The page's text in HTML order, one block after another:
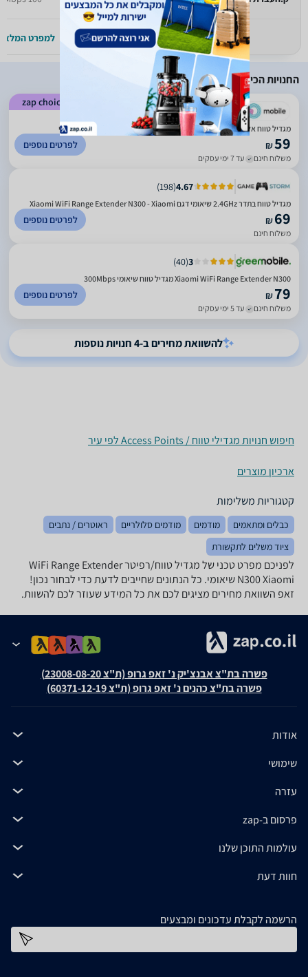
למפרט המלא >> למפרט המלא
החנויות הכי זולות
zap choice
4.86
(
6456
)
מגדיל טווח אלחוטי שיאומי Xiaomi WiFi Range Extender N300 יבואן רשמי
₪59
משלוח חינם עד 7 ימי עסקים
לפרטים נוספים
4.67
(
198
)
מגדיל טווח בתדר 2.4GHz שיאומי דגם Xiaomi WiFi Range Extender N300 - Xiaomi
₪69
משלוח חינם
לפרטים נוספים
3
(
40
)
Xiaomi WiFi Range Extender N300 מגדיל טווח שיאומי 300Mbps
₪79
משלוח חינם עד 5 ימי עסקים
לפרטים נוספים
להשוואת מחירים ב-4 חנויות נוספות
חיפוש חנויות מגדילי טווח / Access Points לפי עיר
ארכיון מוצרים
קטגוריות משלימות
כבלים ומתאמים מודמים מודמים סלולריים
ראוטרים / נתבים
ציוד משלים לתקשורת
לפניכם מפרט טכני של ‏מגדיל טווח/רפיטר WiFi Range Extender
N300 Xiaomi שיאומי. כל הנתונים שחייבים לדעת כדי לבחור נכון!
זאפ השוואת מחירים מציגים לכם את כל המידע שעוזר לכם להשוות.
פשרה בת"צ אבנצ'יק נ' זאפ גרופ (ת"צ 23008-08-20)
פשרה בת"צ כהנים נ' זאפ גרופ (ת"צ 60371-12-19)
אודות
שימושי
עזרה
פרסום ב-zap
עולמות התוכן שלנו
חוות דעת
הרשמה לקבלת עדכונים ומבצעים